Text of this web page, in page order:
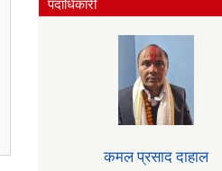
कमल प्रसाद दाहाल